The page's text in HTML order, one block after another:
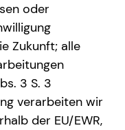
expats across
years. Together
designed
as an expat – from
your career to long-
oder
Zukunft; alle
3 S. 3
verarbeiten wir
der EU/EWR,